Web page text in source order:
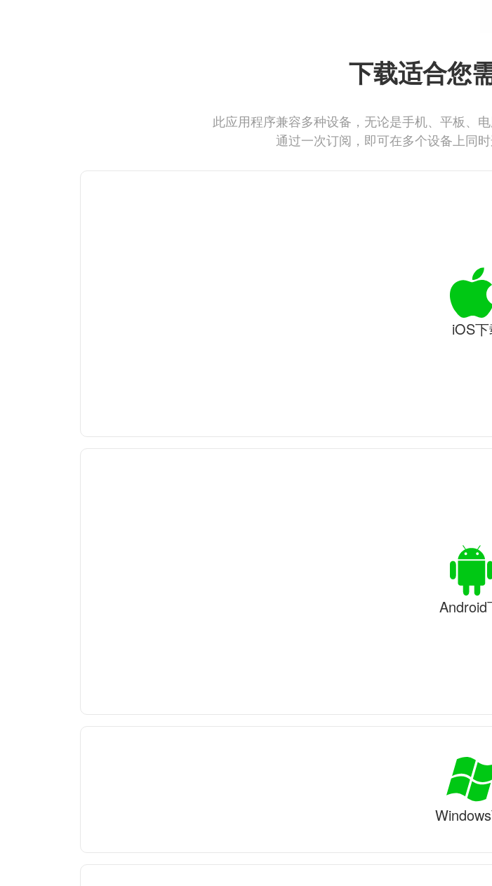
下载适合您
此应用程序兼容多种设备，无论是手机、平板、
通过一次订阅，即可在多个设备上同
iOS
Android